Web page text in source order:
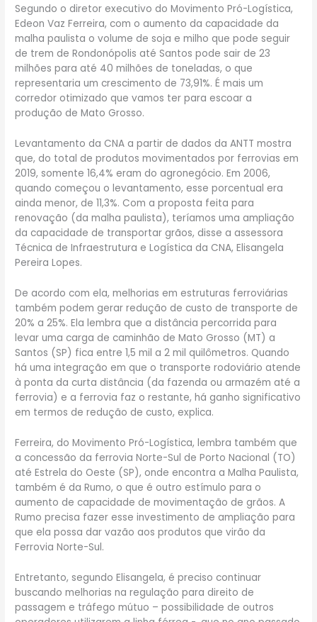
Segundo o diretor executivo do Movimento Pró-Logística,
Edeon Vaz Ferreira, com o aumento da capacidade da
malha paulista o volume de soja e milho que pode seguir
de trem de Rondonópolis até Santos pode sair de 23
milhões para até 40 milhões de toneladas, o que
representaria um crescimento de 73,91%. É mais um
corredor otimizado que vamos ter para escoar a
produção de Mato Grosso.
Levantamento da CNA a partir de dados da ANTT mostra
que, do total de produtos movimentados por ferrovias em
2019, somente 16,4% eram do agronegócio. Em 2006,
quando começou o levantamento, esse porcentual era
ainda menor, de 11,3%. Com a proposta feita para
renovação (da malha paulista), teríamos uma ampliação
da capacidade de transportar grãos, disse a assessora
Técnica de Infraestrutura e Logística da CNA, Elisangela
Pereira Lopes.
De acordo com ela, melhorias em estruturas ferroviárias
também podem gerar redução de custo de transporte de
20% a 25%. Ela lembra que a distância percorrida para
levar uma carga de caminhão de Mato Grosso (MT) a
Santos (SP) fica entre 1,5 mil a 2 mil quilômetros. Quando
há uma integração em que o transporte rodoviário atende
à ponta da curta distância (da fazenda ou armazém até a
ferrovia) e a ferrovia faz o restante, há ganho significativo
em termos de redução de custo, explica.
Ferreira, do Movimento Pró-Logística, lembra também que
a concessão da ferrovia Norte-Sul de Porto Nacional (TO)
até Estrela do Oeste (SP), onde encontra a Malha Paulista,
também é da Rumo, o que é outro estímulo para o
aumento de capacidade de movimentação de grãos. A
Rumo precisa fazer esse investimento de ampliação para
que ela possa dar vazão aos produtos que virão da
Ferrovia Norte-Sul.
Entretanto, segundo Elisangela, é preciso continuar
buscando melhorias na regulação para direito de
passagem e tráfego mútuo – possibilidade de outros